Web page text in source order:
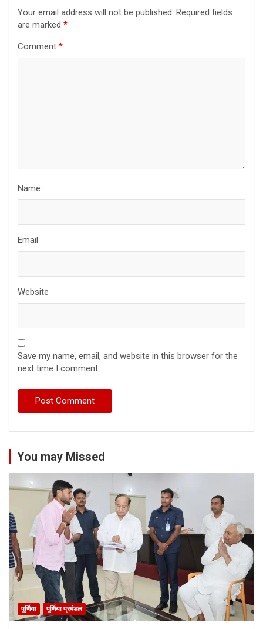
Your email address will not be published. Required fields
are marked *
Comment *
Name
Email
Website
Save my name, email, and website in this browser for the
next time I comment.
You may Missed
पूर्णिया पूर्णिया प्रमंडल